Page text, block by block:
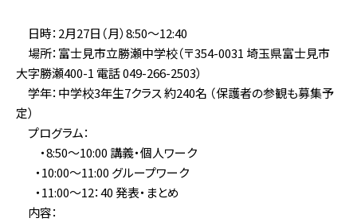
日時：2月27日（月）8:50～12:40
場所：富士見市立勝瀬中学校（〒354-0031 埼玉県富士見市
大字勝瀬400-1 電話 049-266-2503）
学年：中学校3年生7クラス 約240名 （保護者の参観も募集予
定）
プログラム：
・8:50～10:00 講義・個人ワーク
・10:00～11:00 グループワーク
・11:00～12：40 発表・まとめ
内容：